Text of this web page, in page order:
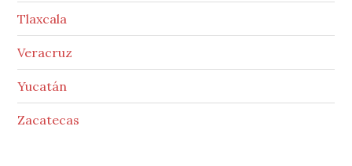
Tlaxcala
Veracruz
Yucatán
Zacatecas